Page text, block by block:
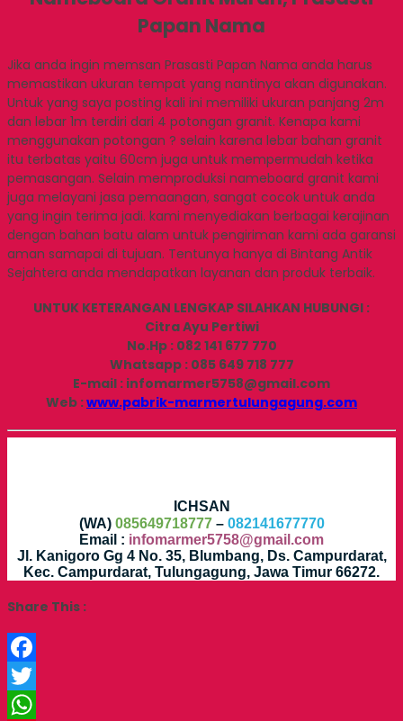
Papan Nama
Jika anda ingin memsan Prasasti Papan Nama anda harus
memastikan ukuran tempat yang nantinya akan digunakan.
Untuk yang saya posting kali ini memiliki ukuran panjang 2m
dan lebar 1m terdiri dari 4 potongan granit. Kenapa kami
menggunakan potongan ? selain karena lebar bahan granit
itu terbatas yaitu 60cm juga untuk mempermudah ketika
pemasangan. Selain memproduksi nameboard granit kami
juga melayani jasa pemaangan, sangat cocok untuk anda
yang ingin terima jadi. kami menyediakan berbagai kerajinan
dengan bahan batu alam untuk pengiriman kami ada garansi
aman samapai di tujuan. Tentunya hanya di Bintang Antik
Sejahtera anda mendapatkan layanan dan produk terbaik.
UNTUK KETERANGAN LENGKAP SILAHKAN HUBUNGI :
Citra Ayu Pertiwi
No.Hp : 082 141 677 770
Whatsapp : 085 649 718 777
E-mail : infomarmer5758@gmail.com
Web :www.pabrik-marmertulungagung.com
ICHSAN
(WA) 085649718777– 082141677770
Email : infomarmer5758@gmail.com
Jl. Kanigoro Gg 4 No. 35, Blumbang, Ds. Campurdarat,
Kec. Campurdarat, Tulungagung, Jawa Timur 66272.
Share This :
Facebook
Twitter